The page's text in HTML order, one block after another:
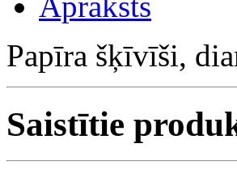
Papīra šķīvīši,
Saistītie